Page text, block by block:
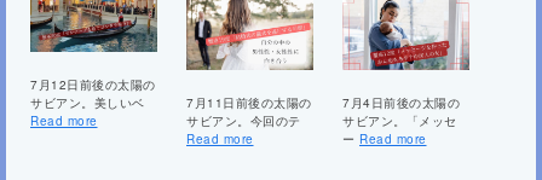
7月12日前後の太陽の
サビアン。美しいベ
Read more
7月11日前後の太陽の
サビアン。今回のテ
Read more
7月4日前後の太陽の
サビアン。「メッセ
ー Read more